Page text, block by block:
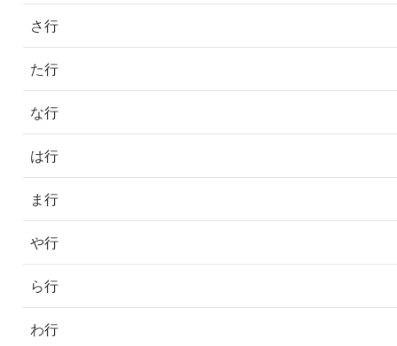
さ行
た行
な行
は行
ま行
や行
ら行
わ行